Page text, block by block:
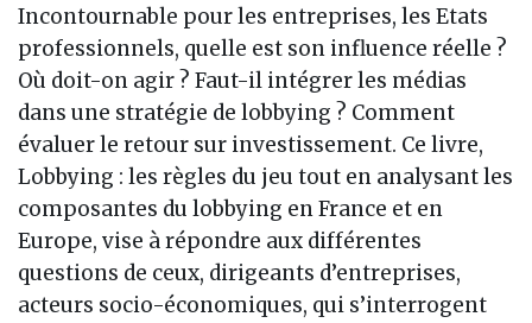
Incontournable pour les entreprises, les Etats
professionnels, quelle est son influence réelle ?
Où doit-on agir ? Faut-il intégrer les médias
dans une stratégie de lobbying ? Comment
évaluer le retour sur investissement. Ce livre,
Lobbying : les règles du jeu tout en analysant les
composantes du lobbying en France et en
Europe, vise à répondre aux différentes
questions de ceux, dirigeants d’entreprises,
acteurs socio-économiques, qui s’interrogent